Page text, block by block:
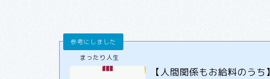
まったり人生
【人間関係もお給料のうち】